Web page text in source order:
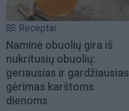
Receptai
Naminė obuolių gira iš
nukritusių obuolių:
geriausias ir gardžiausias
gėrimas karštoms
dienoms